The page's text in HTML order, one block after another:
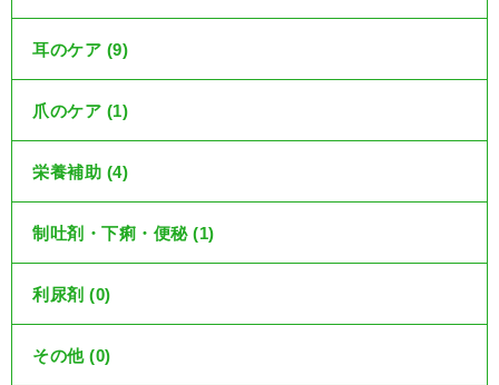
耳のケア (9)
爪のケア (1)
栄養補助 (4)
制吐剤・下痢・便秘 (1)
利尿剤 (0)
その他 (0)